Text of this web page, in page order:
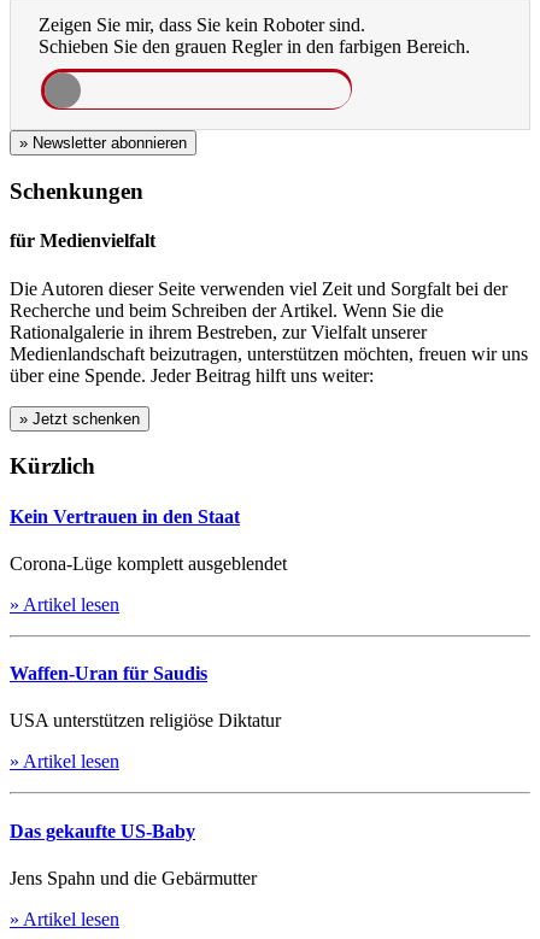
Zeigen Sie mir, dass Sie kein Roboter sind.
Schieben Sie den grauen Regler in den farbigen Bereich.
» Newsletter abonnieren
Schenkungen
für Medienvielfalt
Die Autoren dieser Seite verwenden viel Zeit und Sorgfalt bei der
Recherche und beim Schreiben der Artikel. Wenn Sie die
Rationalgalerie in ihrem Bestreben, zur Vielfalt unserer
Medienlandschaft beizutragen, unterstützen möchten, freuen wir uns
über eine Spende. Jeder Beitrag hilft uns weiter:
Kürzlich
Kein Vertrauen in den Staat
Corona-Lüge komplett ausgeblendet
» Artikel lesen
Waffen-Uran für Saudis
USA unterstützen religiöse Diktatur
» Artikel lesen
Das gekaufte US-Baby
Jens Spahn und die Gebärmutter
» Artikel lesen